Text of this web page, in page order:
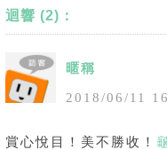
迴響 (2)：
暱稱
2018/06/11
賞心悅目！美不勝收！